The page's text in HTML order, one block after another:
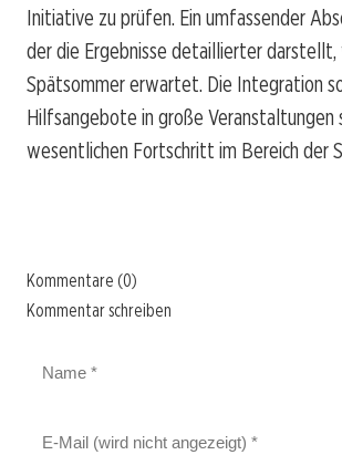
Initiative zu prüfen. Ein umfassender
der die Ergebnisse detaillierter darstellt,
Spätsommer erwartet. Die Integration
Hilfsangebote in große
wesentlichen Fortschritt im Bereich der
Kommentare (0)
Kommentar schreiben